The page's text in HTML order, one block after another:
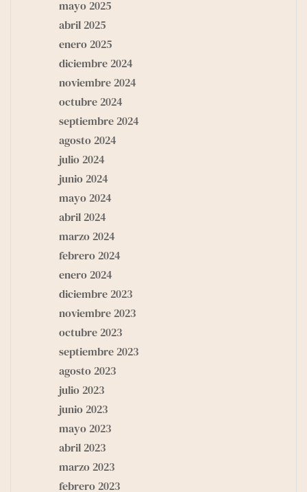
mayo 2025
abril 2025
enero 2025
diciembre 2024
noviembre 2024
octubre 2024
septiembre 2024
agosto 2024
julio 2024
junio 2024
mayo 2024
abril 2024
marzo 2024
febrero 2024
enero 2024
diciembre 2023
noviembre 2023
octubre 2023
septiembre 2023
agosto 2023
julio 2023
junio 2023
mayo 2023
abril 2023
marzo 2023
febrero 2023